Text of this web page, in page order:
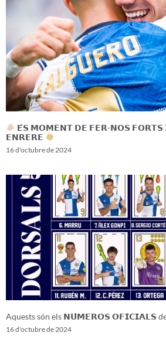
𝗘́𝗦 𝗠𝗢𝗠𝗘𝗡𝗧 𝗗𝗘 𝗙𝗘𝗥-𝗡𝗢𝗦 𝗙𝗢𝗥𝗧𝗦
𝗘𝗡𝗥𝗘𝗥𝗘
16 d'octubre de 2024
Aquests són els 𝗡𝗨́𝗠𝗘𝗥𝗢𝗦 𝗢𝗙𝗜𝗖𝗜𝗔𝗟𝗦 del
16 d'octubre de 2024